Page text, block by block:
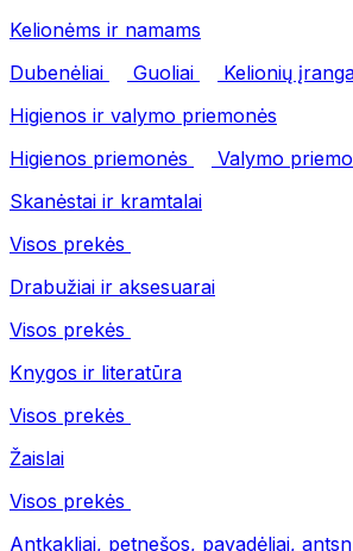
Kelionėms ir namams
Dubenėliai
Guoliai
Kelionių
Higienos ir valymo priemonės
Higienos priemonės
Valymo
Skanėstai ir kramtalai
Visos prekės
Drabužiai ir aksesuarai
Visos prekės
Knygos ir literatūra
Visos prekės
Žaislai
Visos prekės
Antkakliai, petnešos, pavadėliai,